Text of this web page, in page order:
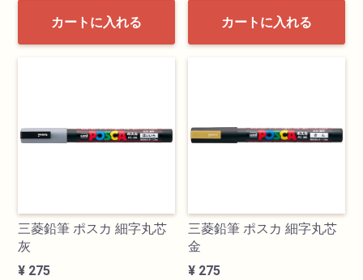
カートに入れる カートに入れる
三菱鉛筆 ポスカ 細字丸芯
灰
¥ 275
三菱鉛筆 ポスカ 細字丸芯
金
¥ 275